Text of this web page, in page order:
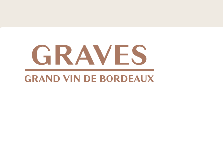
Jump